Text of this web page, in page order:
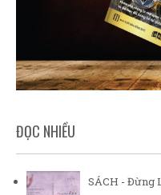
ĐỌC NHIỀU
SÁCH - Đừng